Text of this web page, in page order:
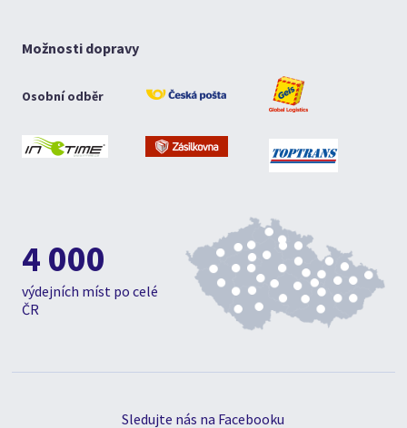
Možnosti dopravy
Osobní odběr
4 000
výdejních míst po celé
ČR
Sledujte nás na Facebooku